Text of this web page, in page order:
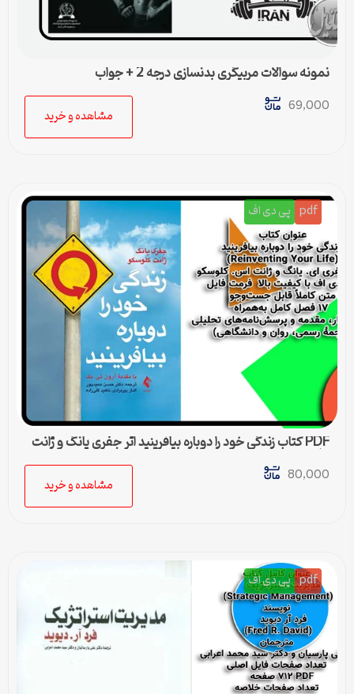
نمونه سوالات مربیگری بدنسازی درجه 2 + جواب
69,000
مشاهده و خرید
pdf پی دی اف
PDF کتاب زندگی خود را دوباره بیافرینید اثر جفری یانگ و ژانت
کلوسکو
80,000
مشاهده و خرید
pdf پی دی اف